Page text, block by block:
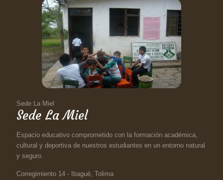
Sede La Miel
Sede La Miel
Espacio educativo comprometido con la formación académica,
cultural y deportiva de nuestros estudiantes en un entorno natural
y seguro.
Corregimiento 14 - Ibagué, Tolima